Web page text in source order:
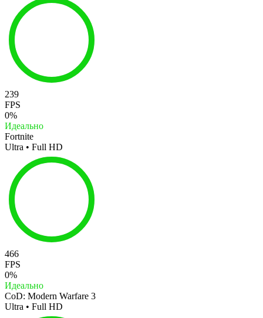
239
FPS
0%
Идеально
Fortnite
Ultra • Full HD
466
FPS
0%
Идеально
CoD: Modern Warfare 3
Ultra • Full HD